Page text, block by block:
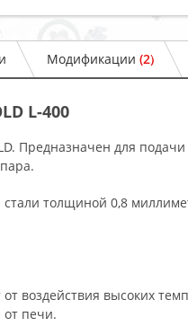
Модификации (2)
L-400
Предназначен для
толщиной 0,8
воздействия высоких
от печи.